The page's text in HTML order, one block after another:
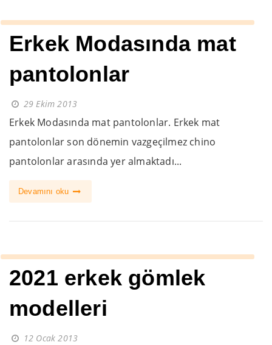
Erkek Modasında mat
pantolonlar
29 Ekim 2013
Erkek Modasında mat pantolonlar. Erkek mat
pantolonlar son dönemin vazgeçilmez chino
pantolonlar arasında yer almaktadı...
Devamını oku
2021 erkek gömlek
modelleri
12 Ocak 2013